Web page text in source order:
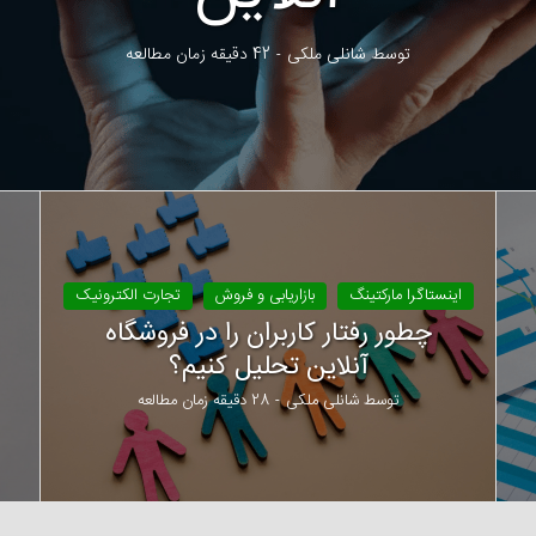
توسطشانلی ملکی 42 دقیقه زمان مطالعه
اینستاگرا مارکتینگ بازاریابی و فروش تجارت الکترونیک
چطور رفتار کاربران را در فروشگاه
آنلاین تحلیل کنیم؟
توسطشانلی ملکی 28 دقیقه زمان مطالعه